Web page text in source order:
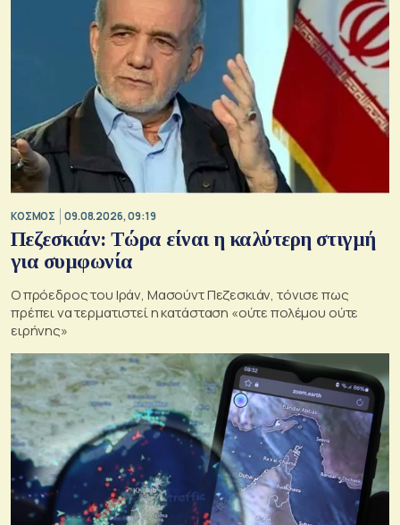
ΚΟΣΜΟΣ 09.08.2026, 09:19
Πεζεσκιάν: Τώρα είναι η καλύτερη στιγμή
για συμφωνία
Ο πρόεδρος του Ιράν, Μασούντ Πεζεσκιάν, τόνισε πως
πρέπει να τερματιστεί η κατάσταση «ούτε πολέμου ούτε
ειρήνης»